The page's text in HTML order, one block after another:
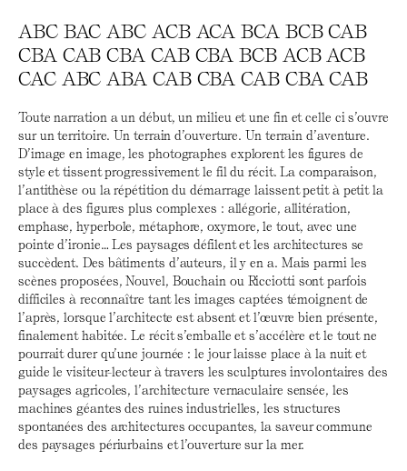
ABC BAC ABC ACB ACA BCA BCB CAB
CBA CAB CBA CAB CBA BCB ACB ACB
CAC ABC ABA CAB CBA CAB CBA CAB
Toute narration a un début, un milieu et une fin et celle ci s’ouvre
sur un territoire. Un terrain d’ouverture. Un terrain d’aventure.
D’image en image, les photographes explorent les figures de
style et tissent progressivement le fil du récit. La comparaison,
l’antithèse ou la répétition du démarrage laissent petit à petit la
place à des figures plus complexes : allégorie, allitération,
emphase, hyperbole, métaphore, oxymore, le tout, avec une
pointe d’ironie… Les paysages défilent et les architectures se
succèdent. Des bâtiments d’auteurs, il y en a. Mais parmi les
scènes proposées, Nouvel, Bouchain ou Ricciotti sont parfois
difficiles à reconnaître tant les images captées témoignent de
l’après, lorsque l’architecte est absent et l’œuvre bien présente,
finalement habitée. Le récit s’emballe et s’accélère et le tout ne
pourrait durer qu’une journée : le jour laisse place à la nuit et
guide le visiteur-lecteur à travers les sculptures involontaires des
paysages agricoles, l’architecture vernaculaire sensée, les
machines géantes des ruines industrielles, les structures
spontanées des architectures occupantes, la saveur commune
des paysages périurbains et l’ouverture sur la mer.